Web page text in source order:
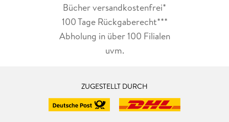
Bücher versandkostenfrei*
100 Tage Rückgaberecht***
Abholung in über 100 Filialen
uvm.
ZUGESTELLT DURCH